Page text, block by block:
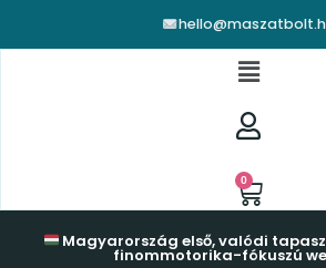
0
Magyarország első, valódi
finommotorika-fókuszú